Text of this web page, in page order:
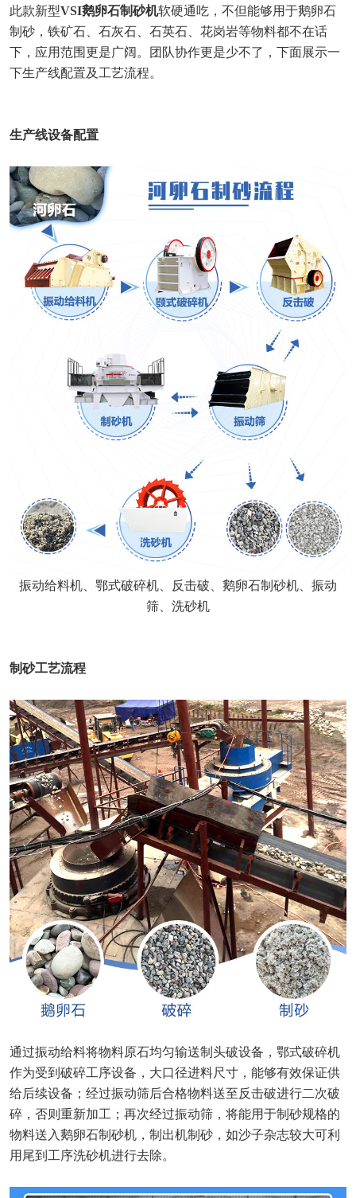
此款新型VSI鹅卵石制砂机软硬通吃，不但能够用于鹅卵石
制砂，铁矿石、石灰石、石英石、花岗岩等物料都不在话
下，应用范围更是广阔。团队协作更是少不了，下面展示一
下生产线配置及工艺流程。
生产线设备配置
振动给料机、鄂式破碎机、反击破、鹅卵石制砂机、振动
筛、洗砂机
制砂工艺流程
通过振动给料将物料原石均匀输送制头破设备，鄂式破碎机
作为受到破碎工序设备，大口径进料尺寸，能够有效保证供
给后续设备；经过振动筛后合格物料送至反击破进行二次破
碎，否则重新加工；再次经过振动筛，将能用于制砂规格的
物料送入鹅卵石制砂机，制出机制砂，如沙子杂志较大可利
用尾到工序洗砂机进行去除。